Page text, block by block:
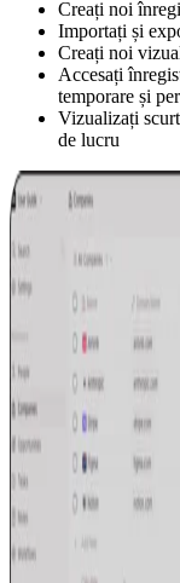
Creați noi
Importați și
Creați noi
Accesați
temporare și
Vizualizați
de lucru